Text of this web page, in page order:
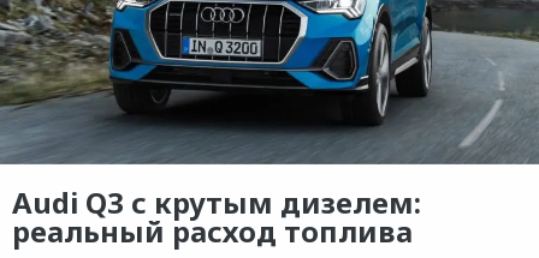
Audi Q3 с крутым дизелем:
реальный расход топлива